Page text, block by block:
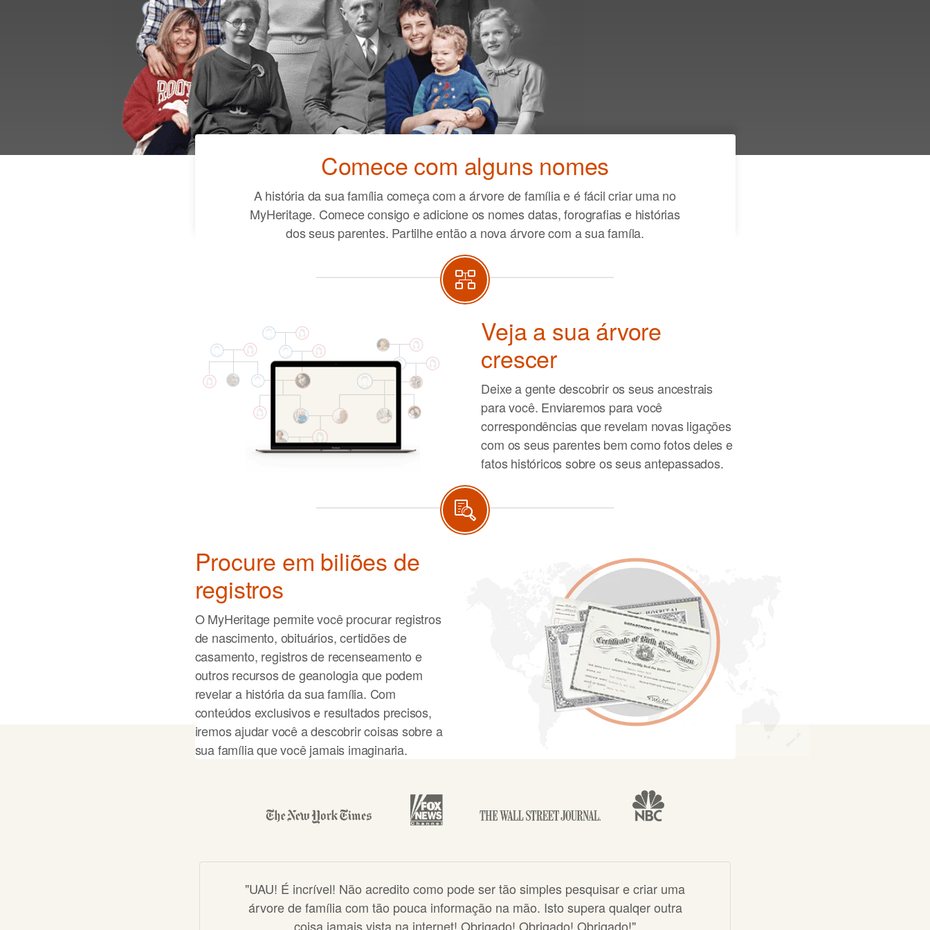
veja a sua árvore de
família ganhar vida
Comece com alguns nomes
A história da sua família começa com a árvore de família e é fácil criar uma no
MyHeritage. Comece consigo e adicione os nomes datas, forografias e histórias
dos seus parentes. Partilhe então a nova árvore com a sua famíla.
Veja a sua árvore
crescer
Deixe a gente descobrir os seus ancestrais
para você. Enviaremos para você
correspondências que revelam novas ligações
com os seus parentes bem como fotos deles e
fatos históricos sobre os seus antepassados.
Procure em biliões de
registros
O MyHeritage permite você procurar registros
de nascimento, obituários, certidões de
casamento, registros de recenseamento e
outros recursos de geanologia que podem
revelar a história da sua família. Com
conteúdos exclusivos e resultados precisos,
iremos ajudar você a descobrir coisas sobre a
sua família que você jamais imaginaria.
Comecar a minha árvore de família
"UAU! É incrível! Não acredito como pode ser tão simples pesquisar e criar uma
árvore de família com tão pouca informação na mão. Isto supera qualqer outra
coisa jamais vista na internet! Obrigado! Obrigado! Obrigado!"